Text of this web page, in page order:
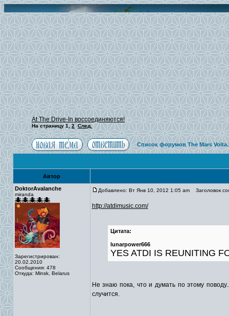
At The Drive-In воссоединяются!
На страницу1, 2 След.
Список форумов The Mars
Автор
DoktorAvalanche
miranda
Зарегистрирован:
20.02.2010
Сообщения: 478
Откуда: Minsk, Belarus
Добавлено: Вт Янв 10, 2012 1:05 am Заголовок
http://atdimusic.com/
Цитата:
lunarpower666
YES ATDI IS REUNITING
Не знаю пока, что и думать по этому
случится.